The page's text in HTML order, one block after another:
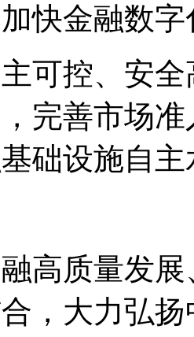
快金融数
控、安全
完善市场
础设施自
质量发展
，大力弘